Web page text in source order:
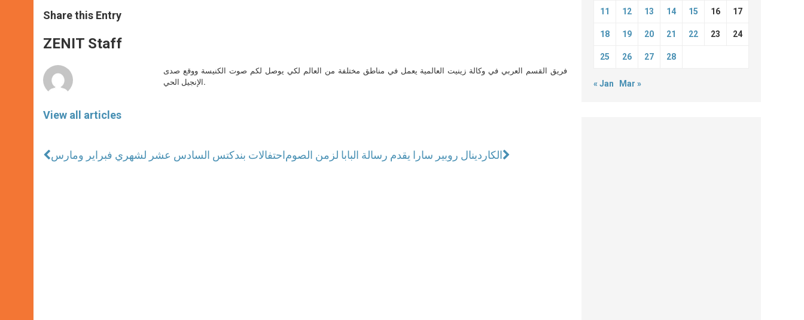
t
s
p
p
s
e
g
e
e
b
o
k
Share this Entry
ZENIT Staff
View all articles
فريق القسم العربي في وكالة زينيت العالمية يعمل في مناطق مختلفة من العالم لكي يوصل لكم صوت الكنيسة ووقع صدى
الإنجيل الحي.
احتفالات بندكتس السادس عشر لشهري فبراير ومارسالكاردينال روبير سارا يقدم رسالة البابا لزمن الصوم
11 12 13 14 15 16 17
18 19 20 21 22 23 24
25 26 27 28
« Jan Mar »